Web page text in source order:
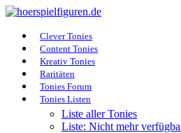
Clever Tonies
Content Tonies
Kreativ Tonies
Raritäten
Tonies Forum
Tonies Listen
Liste aller Tonies
Liste: Nicht mehr